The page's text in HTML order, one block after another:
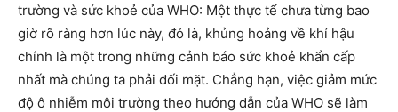
trường và sức khoẻ của WHO: Một thực tế chưa từng bao
giờ rõ ràng hơn lúc này, đó là, khủng hoảng về khí hậu
chính là một trong những cảnh báo sức khoẻ khẩn cấp
nhất mà chúng ta phải đối mặt. Chẳng hạn, việc giảm mức
độ ô nhiễm môi trường theo hướng dẫn của WHO sẽ làm